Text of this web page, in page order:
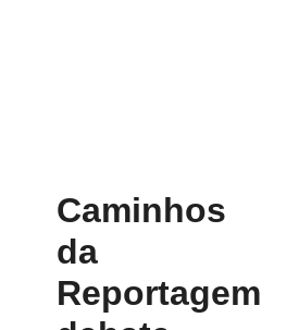
Caminhos
da
Reportagem